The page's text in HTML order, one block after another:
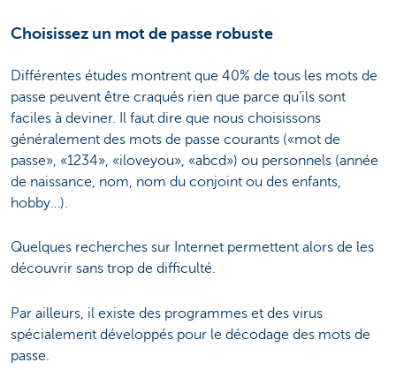
Choisissez un mot de passe robuste
Différentes études montrent que 40% de tous les mots de
passe peuvent être craqués rien que parce qu’ils sont
faciles à deviner. Il faut dire que nous choisissons
généralement des mots de passe courants («mot de
passe», «1234», «iloveyou», «abcd») ou personnels (année
de naissance, nom, nom du conjoint ou des enfants,
hobby…).
Quelques recherches sur Internet permettent alors de les
découvrir sans trop de difficulté.
Par ailleurs, il existe des programmes et des virus
spécialement développés pour le décodage des mots de
passe.